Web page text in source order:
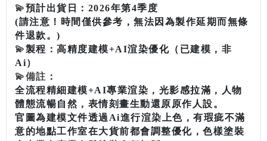
💫預計出貨日：2026年第4季度
(請注意！時間僅供參考，無法因為製作延期而無條
件退款。)
💫製程：高精度建模+AI渲染優化（已建模，非
Ai）
💫備註 ：
全流程精細建模+AI專業渲染，光影感拉滿，人物
體態流暢自然，表情刻畫生動還原原作人設。
官圖為建模文件透過Ai進行渲染上色，有瑕疵不滿
意的地點工作室在大貨前都會調整優化，色樣塗裝